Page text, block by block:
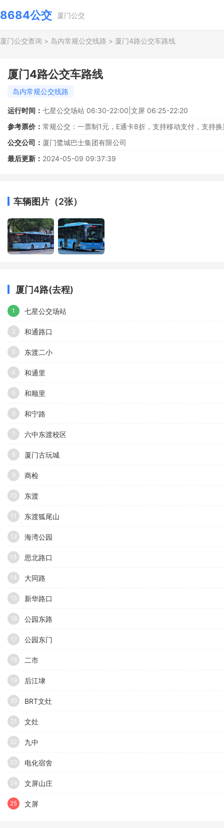
8684公交 厦门公交
厦门公交查询 > 岛内常规公交线路 > 厦门4路公交车路线
厦门4路公交车路线
岛内常规公交线路
运行时间： 七星公交场站 06:30-22:00|文屏 06:25-22:20
参考票价： 常规公交：一票制1元，E通卡8折，支持移动支付，支持
公交公司： 厦门鹭城巴士集团有限公司
最后更新： 2024-05-09 09:37:39
车辆图片（2张）
厦门4路(去程)
1 七星公交场站
2 和通路口
3 东渡二小
4 和通里
5 和顺里
6 和宁路
7 六中东渡校区
8 厦门古玩城
9 商检
10 东渡
11 东渡狐尾山
12 海湾公园
13 思北路口
14 大同路
15 新华路口
16 公园东路
17 公园东门
18 二市
19 后江埭
20 BRT文灶
21 文灶
22 九中
23 电化宿舍
24 文屏山庄
25 文屏